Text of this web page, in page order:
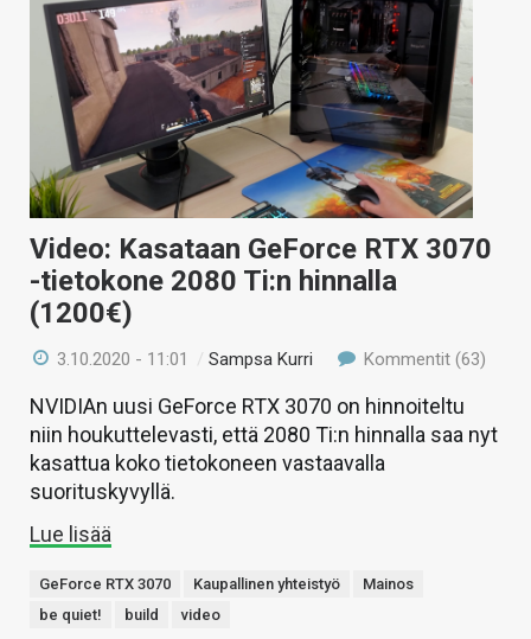
Video: Kasataan GeForce RTX 3070
-tietokone 2080 Ti:n hinnalla
(1200€)
3.10.2020 - 11:01 /Sampsa Kurri Kommentit (63)
NVIDIAn uusi GeForce RTX 3070 on hinnoiteltu
niin houkuttelevasti, että 2080 Ti:n hinnalla saa nyt
kasattua koko tietokoneen vastaavalla
suorituskyvyllä.
Lue lisää
GeForce RTX 3070 Kaupallinen yhteistyö
Mainos
be quiet!
build video